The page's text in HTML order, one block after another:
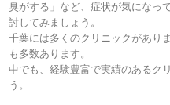
臭がする」など、症状が気になっ
討してみましょう。
千葉には多くのクリニックがあり
も多数あります。
中でも、経験豊富で実績のあるク
う。